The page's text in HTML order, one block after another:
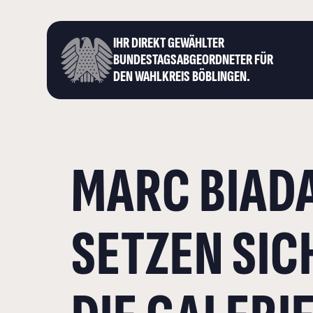
IHR DIREKT GEWÄHLTER
BUNDESTAGS­ABGEORDNETER FÜR
DEN WAHLKREIS BÖBLINGEN.
MARC
SETZEN